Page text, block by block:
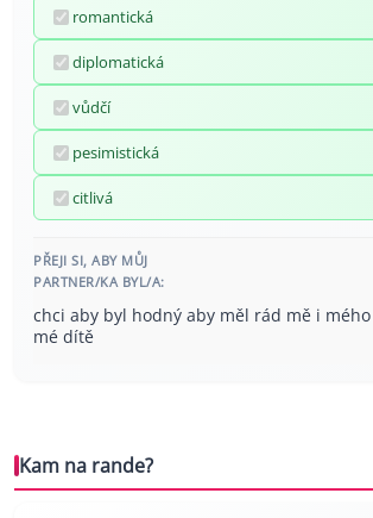
romantická
diplomatická
vůdčí
pesimistická
citlivá
PŘEJI SI, ABY MŮJ
PARTNER/KA BYL/A:
chci aby byl hodný aby měl rád mě i
mé dítě
Kam na rande?